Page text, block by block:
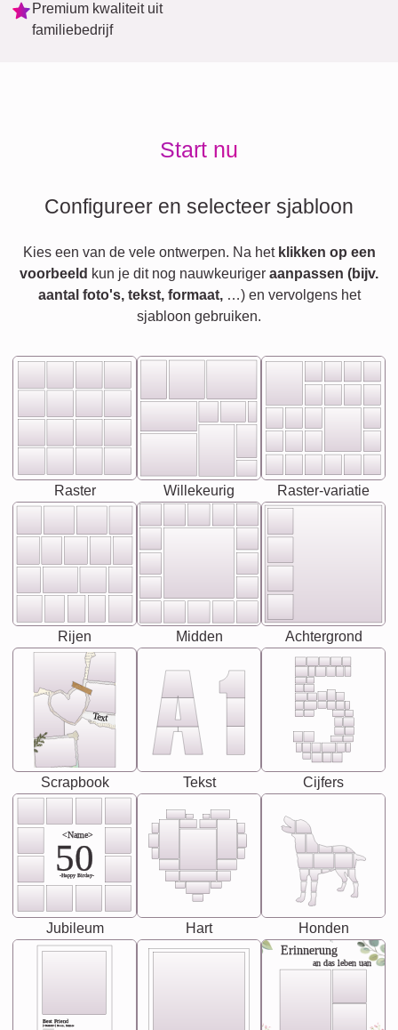
Premium kwaliteit uit
familiebedrijf
Start nu
Configureer en selecteer sjabloon
Kies een van de vele ontwerpen. Na het klikken op een
voorbeeld kun je dit nog nauwkeuriger aanpassen (bijv.
aantal foto's, tekst, formaat,…) en vervolgens het
sjabloon gebruiken.
Raster Willekeurig Raster-variatie
Rijen Midden Achtergrond
Text
Scrapbook Tekst Cijfers
<Name>
50
-Happy Birday-
Jubileum Hart Honden
Best Friend
[<NAME>] Noun, feminie
Erinnerung
an das leben uan